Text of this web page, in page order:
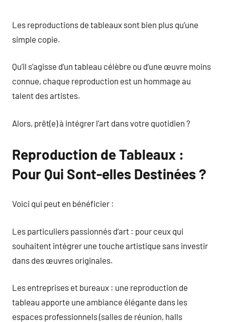
Les reproductions de tableaux sont bien plus qu’une
simple copie.
Qu’il s’agisse d’un tableau célèbre ou d’une œuvre moins
connue, chaque reproduction est un hommage au
talent des artistes.
Alors, prêt(e) à intégrer l’art dans votre quotidien ?
Reproduction de Tableaux :
Pour Qui Sont-elles Destinées ?
Voici qui peut en bénéficier :
Les particuliers passionnés d’art : pour ceux qui
souhaitent intégrer une touche artistique sans investir
dans des œuvres originales.
Les entreprises et bureaux : une reproduction de
tableau apporte une ambiance élégante dans les
espaces professionnels (salles de réunion, halls